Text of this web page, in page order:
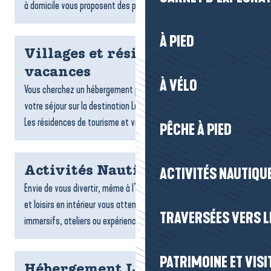
À PIED
À VÉLO
PÊCHE À PIED
ACTIVITÉS
TRAVERSÉES VERS
PATRIMOINE ET
à domicile vous proposent des plats gourmands,...
Villages et résidences
vacances
Vous cherchez un hébergement pratique et confortable pour
votre séjour sur la destination La Baule-Presqu’île de Guérande ?
Les résidences de tourisme et villages vacances sont...
Activités Nautiques
Envie de vous divertir, même à l’abri ? De nombreuses activités
et loisirs en intérieur vous attendent : jeux, sports, espaces
immersifs, ateliers ou expériences ludiques....